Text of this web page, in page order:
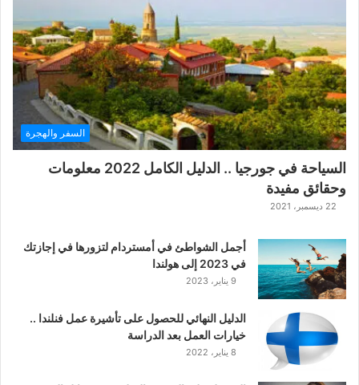
ر
ب
ا
ل
ت
ت
ا
ا
ل
ا
س
ي
ك
السفر والهجرة
السياحة في جورجيا .. الدليل الكامل 2022 معلومات
وحقائق مفيدة
22 ديسمبر، 2021
أجمل الشواطئ في أمستردام لتزورها في إجازتك
في 2023 إلى هولندا
9 يناير، 2023
الدليل النهائي للحصول على تأشيرة عمل فنلندا ..
خيارات العمل بعد الدراسة
8 يناير، 2022